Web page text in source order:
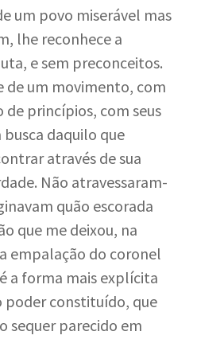
um povo miserável mas
lhe reconhece a
e sem preconceitos.
de um movimento, com
de princípios, com seus
busca daquilo que
através de sua
Não atravessaram-
quão escorada
que me deixou, na
empalação do coronel
a forma mais explícita
poder constituído, que
sequer parecido em